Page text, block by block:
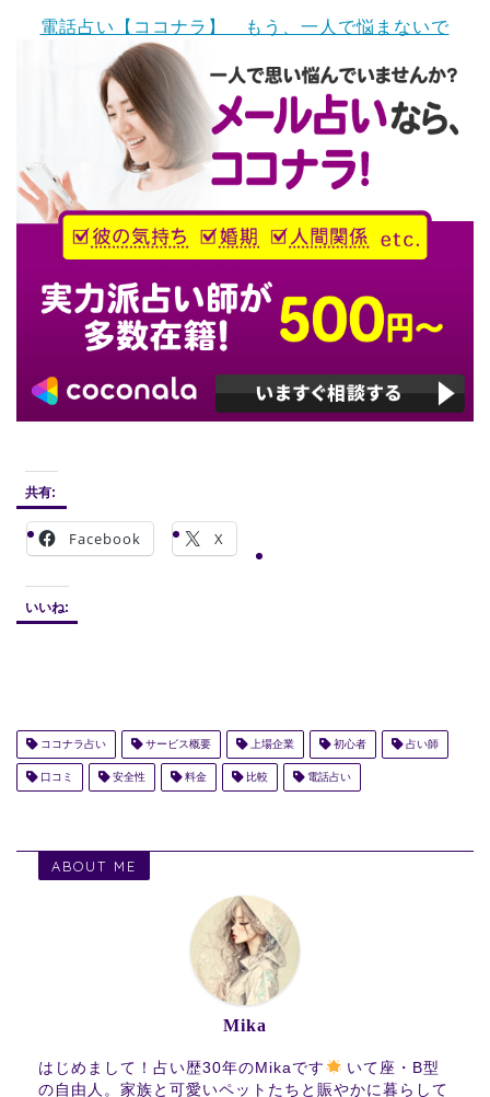
電話占い【ココナラ】 もう、一人で悩まないで
共有:
Facebook X
いいね:
ココナラ占い サービス概要 上場企業 初心者 占い師
口コミ 安全性 料金 比較 電話占い
ABOUT ME
Mika
はじめまして！占い歴30年のMikaです
いて座・B型
の自由人。家族と可愛いペットたちと賑やかに暮らして